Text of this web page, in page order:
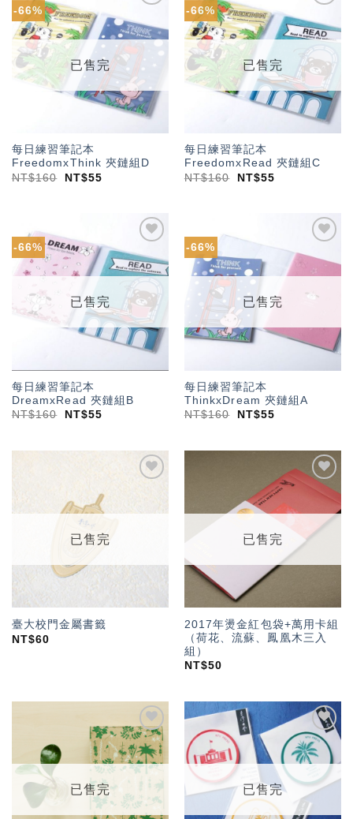
-66%
「願
望輕
已售完
每日練習筆記本
FreedomxThink 夾鏈組D
NT$160 NT$55
-66%
「願
望輕
單」
已售完
每日練習筆記本
FreedomxRead 夾鏈組C
NT$160 NT$55
-66%
加入
「願
望輕
已售完
每日練習筆記本
DreamxRead 夾鏈組B
NT$160 NT$55
-66%
「願
望輕
已售完
每日練習筆記本
ThinkxDream 夾鏈組A
NT$160 NT$55
望輕
已售完
臺大校門金屬書籤
NT$60
加入
「願
望輕
單」
已售完
2017年燙金紅包袋+萬用卡組
（荷花、流蘇、鳳凰木三入
組）
NT$50
加入
「願
望輕
單」
已售完
加入
「願
望輕
單」
已售完